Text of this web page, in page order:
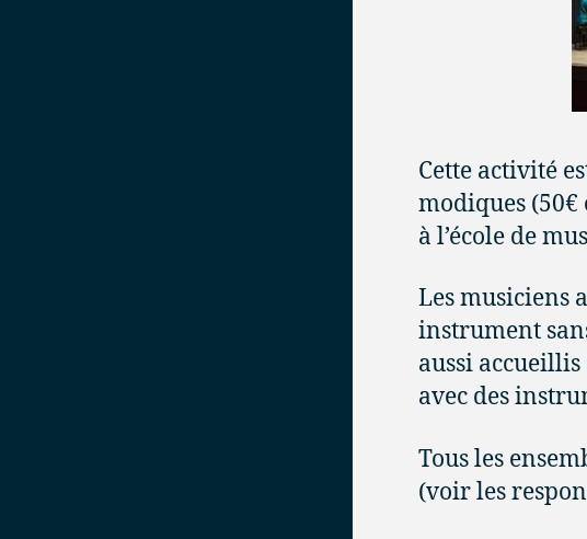
Cette activité
modiques (50€
à l’école de
Les musiciens
instrument
aussi
avec des
Tous les
(voir les